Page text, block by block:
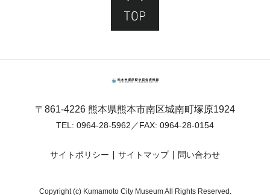
〒861-4226 熊本県熊本市南区城南町塚原1924
TEL: 0964-28-5962 ／FAX: 0964-28-0154
サイトポリシー サイトマップ 問い合わせ
Copyright (c) Kumamoto City Museum All Rights Reserved.